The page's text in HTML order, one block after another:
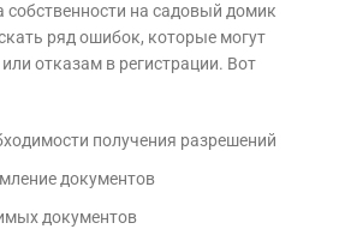
собственности на садовый домик
ряд ошибок, которые могут
отказам в регистрации. Вот
получения разрешений
документов
документов